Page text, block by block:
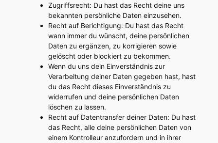
Zugriffsrecht: Du hast das Recht deine uns
bekannten persönliche Daten einzusehen.
Recht auf Berichtigung: Du hast das Recht
wann immer du wünscht, deine persönlichen
Daten zu ergänzen, zu korrigieren sowie
gelöscht oder blockiert zu bekommen.
Wenn du uns dein Einverständnis zur
Verarbeitung deiner Daten gegeben hast, hast
du das Recht dieses Einverständnis zu
widerrufen und deine persönlichen Daten
löschen zu lassen.
Recht auf Datentransfer deiner Daten: Du hast
das Recht, alle deine persönlichen Daten von
einem Kontrolleur anzufordern und in ihrer